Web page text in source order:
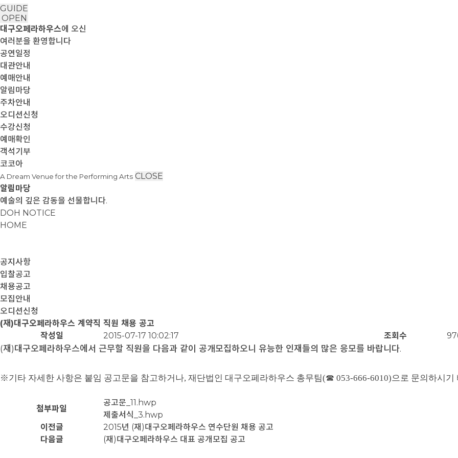
GUIDE
OPEN
대구오페라하우스에 오신
여러분을 환영합니다
공연일정
대관안내
예매안내
알림마당
주차안내
오디션신청
수강신청
예매확인
객석기부
코코아
A Dream Venue for the Performing Arts CLOSE
알림마당
예술의 깊은 감동을 선물합니다.
DOH NOTICE
HOME
공지사항
입찰공고
채용공고
모집안내
오디션신청
(재)대구오페라하우스 계약직 직원 채용 공고
작성일
2015-07-17 10:02:17 조회수
(재)대구오페라하우스에서 근무할 직원을 다음과 같이 공개모집하오니 유능한 인재들의 많은 응모를 바랍니다.
※기타 자세한 사항은 붙임 공고문을 참고하거나, 재단법인 대구오페라하우스 총무팀(☎ 053-666-6010)으로 문의하시기
첨부파일
공고문_11.hwp
제출서식_3.hwp
이전글
2015년 (재)대구오페라하우스 연수단원 채용 공고
다음글
(재)대구오페라하우스 대표 공개모집 공고